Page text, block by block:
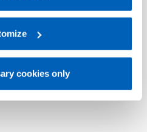
data, at the following
.
cookies only